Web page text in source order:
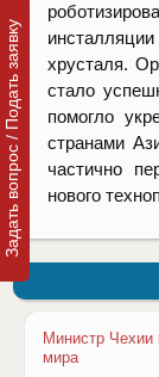
хрусталя.
стало
помогло
странами
частично
нового
Министр Чехии
мира
Задать вопрос / Подать заявку